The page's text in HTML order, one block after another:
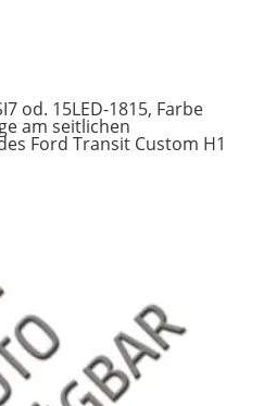
od. 15LED-1815, Farbe
am seitlichen
Ford Transit Custom H1